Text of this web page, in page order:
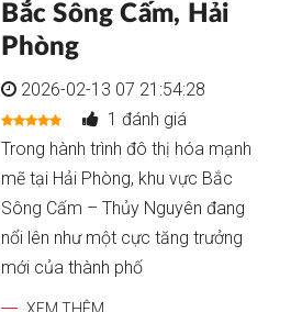
Bắc Sông Cấm, Hải
Phòng
2026-02-13 07 21:54:28
1 đánh giá
Trong hành trình đô thị hóa mạnh
mẽ tại Hải Phòng, khu vực Bắc
Sông Cấm – Thủy Nguyên đang
nổi lên như một cực tăng trưởng
mới của thành phố